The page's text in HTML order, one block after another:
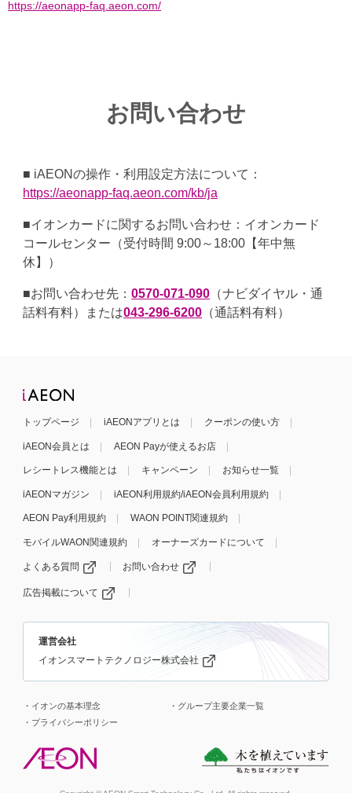
https://aeonapp-faq.aeon.com/
お問い合わせ
■ iAEONの操作・利用設定方法について：
https://aeonapp-faq.aeon.com/kb/ja
■イオンカードに関するお問い合わせ：イオンカード
コールセンター（受付時間 9:00～18:00【年中無
休】）
■お問い合わせ先：0570-071-090 （ナビダイヤル・通
話料有料）または043-296-6200 （通話料有料）
トップページ iAEONアプリとは クーポンの使い方
iAEON会員とは AEON Payが使えるお店
レシートレス機能とは キャンペーン お知らせ一覧
iAEONマガジン iAEON利用規約/iAEON会員利用規約
AEON Pay利用規約 WAON POINT関連規約
モバイルWAON関連規約 オーナーズカードについて
よくある質問 お問い合わせ
広告掲載について
運営会社
イオンスマートテクノロジー株式会社
イオンの基本理念
グループ主要企業一覧
プライバシーポリシー